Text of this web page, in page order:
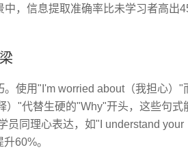
，信息提取准确率比未学习者高出
使用"I'm worried about（我担心）"
"代替生硬的"Why"开头，这些句式
员同理心表达，如"I understand your
60%。